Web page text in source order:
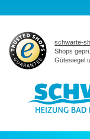
schwarte-
Shops
Gütesiegel